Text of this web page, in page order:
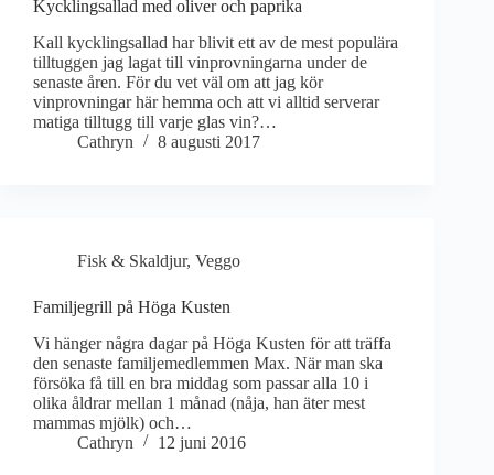
Kycklingsallad med oliver och paprika
Kall kycklingsallad har blivit ett av de mest populära
tilltuggen jag lagat till vinprovningarna under de
senaste åren. För du vet väl om att jag kör
vinprovningar här hemma och att vi alltid serverar
matiga tilltugg till varje glas vin?…
Cathryn
8 augusti 2017
Fisk & Skaldjur, Veggo
Familjegrill på Höga Kusten
Vi hänger några dagar på Höga Kusten för att träffa
den senaste familjemedlemmen Max. När man ska
försöka få till en bra middag som passar alla 10 i
olika åldrar mellan 1 månad (nåja, han äter mest
mammas mjölk) och…
Cathryn
12 juni 2016